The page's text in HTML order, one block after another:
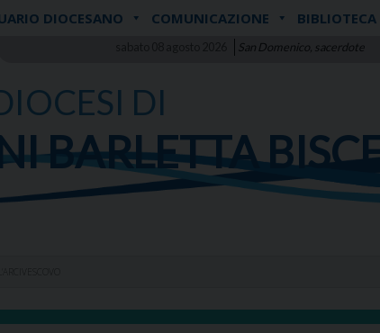
San Domenico, sacerdote
DIOCESANO COMUNICAZIONE
DI
BARLETTA